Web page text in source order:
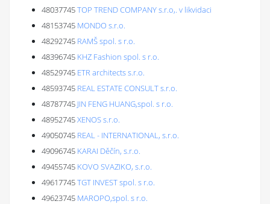
48037745TOP TREND COMPANY s.r.o,. v likvidaci
48153745 MONDO s.r.o.
48292745 RAMŠ spol. s r.o.
48396745 KHZ Fashion spol. s r.o.
48529745 ETR architects s.r.o.
48593745 REAL ESTATE CONSULT s.r.o.
48787745 JIN FENG HUANG,spol. s r.o.
48952745XENOS s.r.o.
49050745 REAL - INTERNATIONAL, s.r.o.
49096745 KARAI Děčín, s.r.o.
49455745 KOVO SVAZIKO, s.r.o.
49617745TGT INVEST spol. s r.o.
49623745 MAROPO,spol. s r.o.